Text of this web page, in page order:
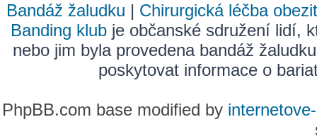
Bandáž žaludku | Chirurgická léčba
Banding klub je občanské sdružení lidí,
nebo jim byla provedena bandáž
poskytovat informace o
PhpBB.com base modified by